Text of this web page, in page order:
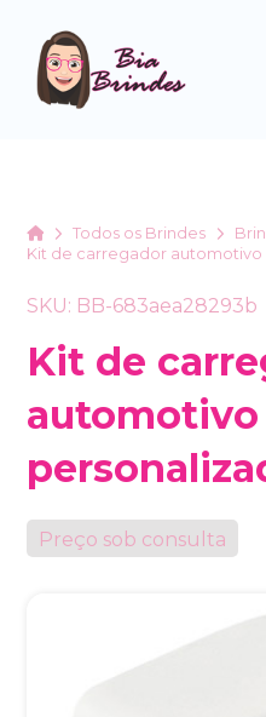
HomeTodos os Brindes
Kit de carregador automotivo
SKU: BB-683aea28293b
Kit de
automotivo
Preço sob consulta
Eu concordo em
A nossa empresa está
sua privacidade,
de marketing. Você pode